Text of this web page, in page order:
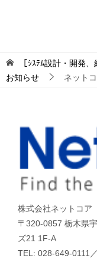
［ｼｽﾃﾑ設計・開発
お知らせ
ネット
株式会社ネットコア
〒320-0857 栃木県
ズ21 1F-A
TEL: 028-649-0111